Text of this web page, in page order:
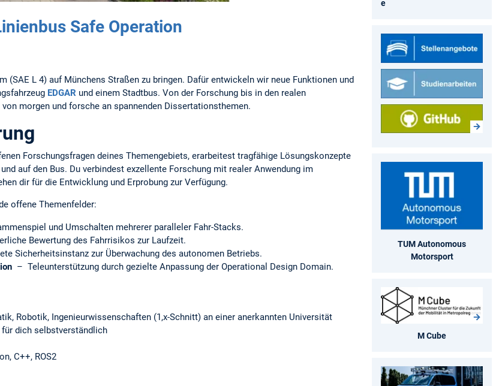
Safe Operation
(SAE L 4) auf Münchens Straßen zu bringen. Dafür entwickeln wir neue Funktionen und
EDGAR und einem Stadtbus. Von der Forschung bis in den realen
morgen und forsche an spannenden Dissertationsthemen.
Forschungsfragen deines Themengebiets, erarbeitest tragfähige Lösungskonzepte
auf den Bus. Du verbindest exzellente Forschung mit realer Anwendung im
dir für die Entwicklung und Erprobung zur Verfügung.
offene Themenfelder:
und Umschalten mehrerer paralleler Fahr-Stacks.
Bewertung des Fahrrisikos zur Laufzeit.
Sicherheitsinstanz zur Überwachung des autonomen Betriebs.
– Teleunterstützung durch gezielte Anpassung der Operational Design Domain.
Robotik, Ingenieurwissenschaften (1,x-Schnitt) an einer anerkannten Universität
dich selbstverständlich
C++, ROS2
e
TUM Autonomous
Motorsport
M Cube